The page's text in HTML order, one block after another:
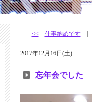
<< 仕事納めです
2017年12月16日(土)
忘年会でした